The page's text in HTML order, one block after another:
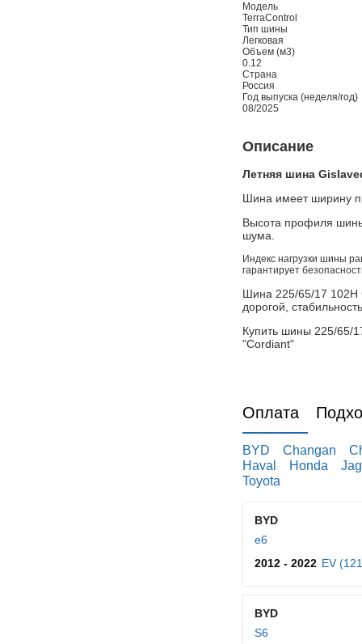
Модель
TerraControl
Тип шины
Легковая
Объем (м3)
0.12
Страна
Россия
Год выпуска (неделя/год)
08/2025
Описание
Летняя шина
Шина имеет ширину
Высота профиля шины
шума.
Индекс нагрузки шины
гарантирует
Шина 225/65/17 102H
дорогой,
Купить шины 225/65/
"Cordiant"
Оплата
BYD Changan
Haval
Honda
Toyota
BYD
e6
2012 - 2022 EV
BYD
S6